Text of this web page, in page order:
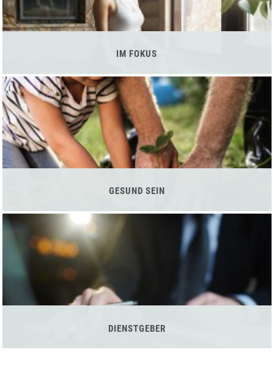
IM FOKUS
GESUND SEIN
DIENSTGEBER